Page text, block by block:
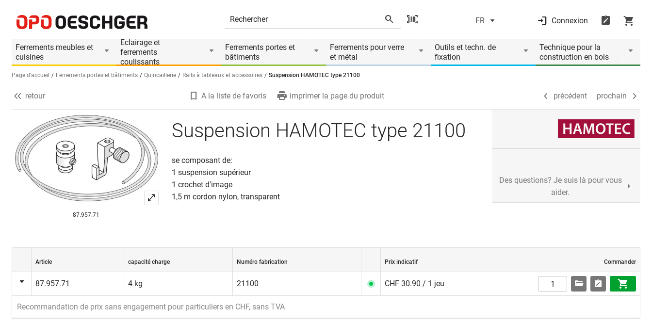
FR Connexion
Ferrements meubles et
cuisines
Eclairage et
ferrements
coulissants
Ferrements portes et
bâtiments
Ferrements pour verre
et métal
Outils et techn. de
fixation
Technique pour la
construction en bois
Sélectionnez une langue (FR)
Page d’accueil Ferrements portes et bâtiments Quincaillerie Rails à tableaux et accessoires Suspension HAMOTEC type 21100
Informations produit
Le produit est accessoire de précédent prochain
retour A la liste de favoris imprimer la page du produit précédent prochain
87.957.71
Suspension HAMOTEC type 21100
se composant de:
1 suspension supérieur
1 crochet d'image
1,5 m cordon nylon, transparent
Des questions? Je suis là pour vous
aider.
Article capacité charge Numéro fabrication Prix indicatif Commander
87.957.71 4 kg 21100 CHF 30.90 / 1 jeu
Recommandation de prix sans engagement pour particuliers en CHF, sans TVA